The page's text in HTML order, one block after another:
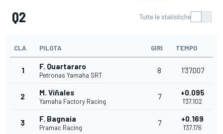
Q2 Tutte le statistiche
CLA PILOTA GIRI TEMPO
1 F. Quartararo
Petronas Yamaha SRT
8 1'37.007
2 M. Viñales
Yamaha Factory Racing
7 +0.095
1'37.102
3 F. Bagnaia
Pramac Racing
7 +0.169
1'37.176